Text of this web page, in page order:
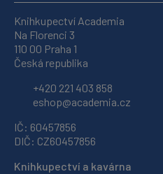
Knihkupectví Academia
Na Florenci 3
110 00 Praha 1
Česká republika
+420 221 403 858
eshop@academia.cz
IČ: 60457856
DIČ: CZ60457856
Knihkupectví a kavárna